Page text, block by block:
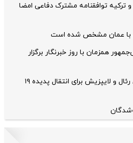
ترکیه توافقنامه مشترک دفاعی امضا
با عمان مشخص شده است
همزمان با روز خبرنگار برگزار
پایان جنجال؛ توافق رئال و لایپزیش برای انتقال پدیده ۱۹